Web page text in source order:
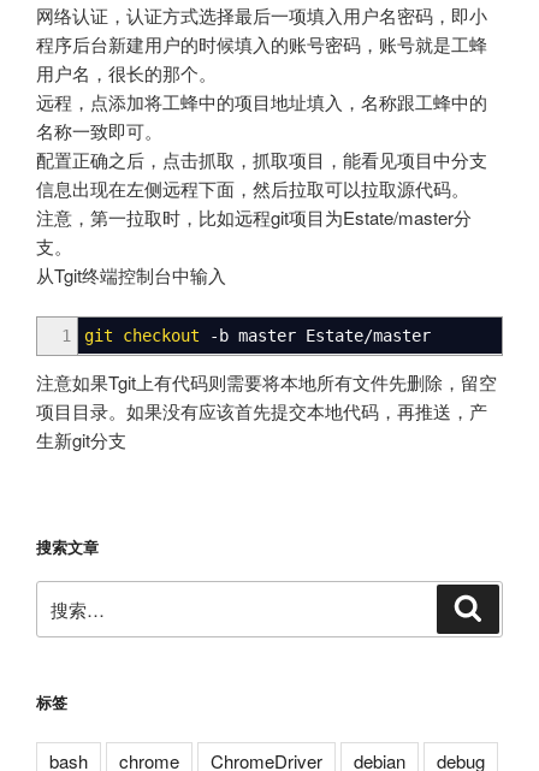
网络认证，认证方式选择最后一项填入用户名密码，即小
程序后台新建用户的时候填入的账号密码，账号就是工蜂
用户名，很长的那个。
远程，点添加将工蜂中的项目地址填入，名称跟工蜂中的
名称一致即可。
配置正确之后，点击抓取，抓取项目，能看见项目中分支
信息出现在左侧远程下面，然后拉取可以拉取源代码。
注意，第一拉取时，比如远程git项目为Estate/master分
支。
从Tgit终端控制台中输入
1 git checkout -b master Estate/master
注意如果Tgit上有代码则需要将本地所有文件先删除，留空
项目目录。如果没有应该首先提交本地代码，再推送，产
生新git分支
搜索文章
索：
标签
bash chrome ChromeDriver debian
debug